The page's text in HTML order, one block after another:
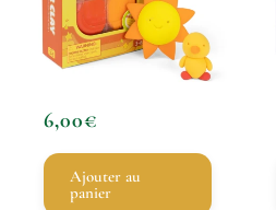
6,00€
Ajouter au
panier